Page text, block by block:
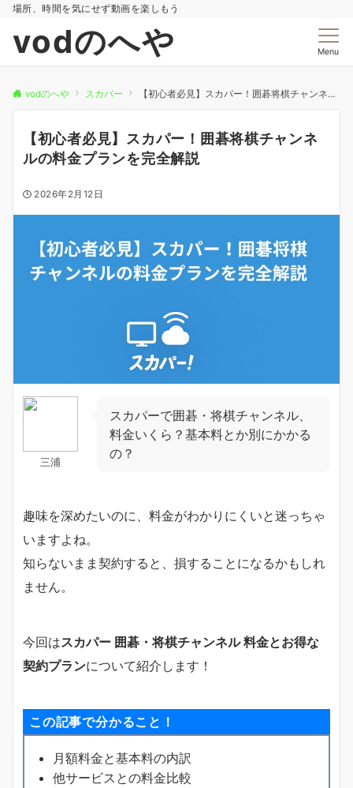
場所、時間を気にせず動画を楽しもう
vodのへや Menu
vodのへや スカパー 【初心者必見】スカパー！囲碁将棋チャンネルの料金プランを完全解説
【初心者必見】スカパー！囲碁将棋チャンネ
ルの料金プランを完全解説
2026年2月12日
三浦
スカパーで囲碁・将棋チャンネル、
料金いくら？基本料とか別にかかる
の？
趣味を深めたいのに、料金がわかりにくいと迷っちゃ
いますよね。
知らないまま契約すると、損することになるかもしれ
ません。
今回はスカパー 囲碁・将棋チャンネル 料金とお得な
契約プランについて紹介します！
この記事で分かること！
月額料金と基本料の内訳
他サービスとの料金比較